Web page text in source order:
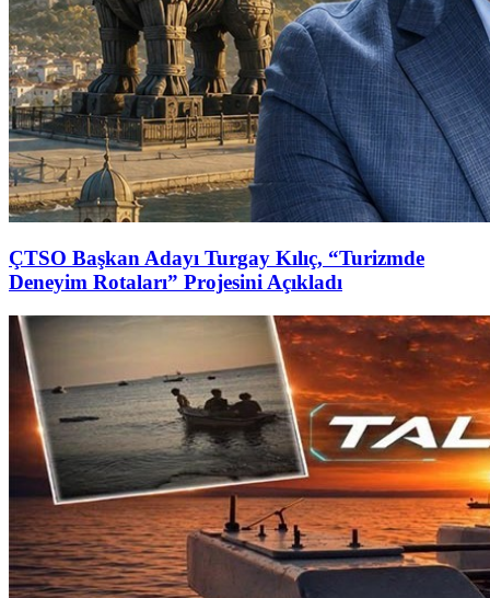
ÇTSO Başkan Adayı Turgay Kılıç, “Turizmde
Deneyim Rotaları” Projesini Açıkladı